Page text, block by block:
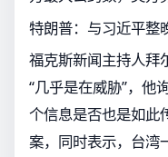
特朗普：与习近平整
福克斯新闻主持人
“几乎是在威胁”，他
个信息是否也是如此
案，同时表示，台湾